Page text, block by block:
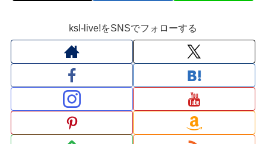
ksl-live!をSNSでフォローする